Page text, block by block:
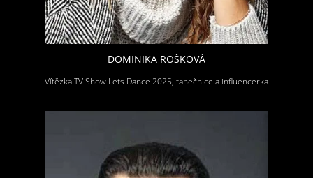
DOMINIKA ROŠKOVÁ
Vítězka TV Show Lets Dance 2025, tanečnice a influencerka